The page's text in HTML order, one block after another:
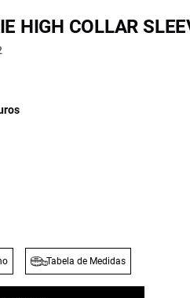
HIGH COLLAR
Tabela de Medidas